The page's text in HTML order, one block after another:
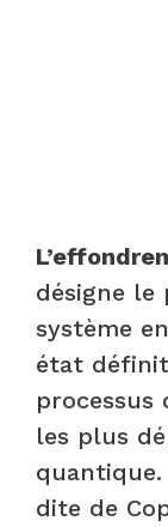
désigne le
système
état définit
processus
les plus
dite de